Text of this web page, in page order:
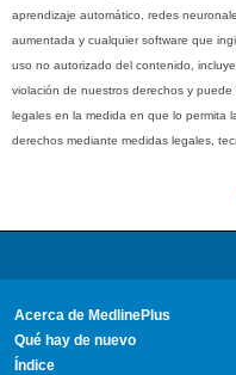
aprendizaje automático, redes
aumentada y cualquier software que
uso no autorizado del contenido,
violación de nuestros derechos y
legales en la medida en que lo permita
derechos mediante medidas legales,
Acerca de MedlinePlus
Qué hay de nuevo
Índice